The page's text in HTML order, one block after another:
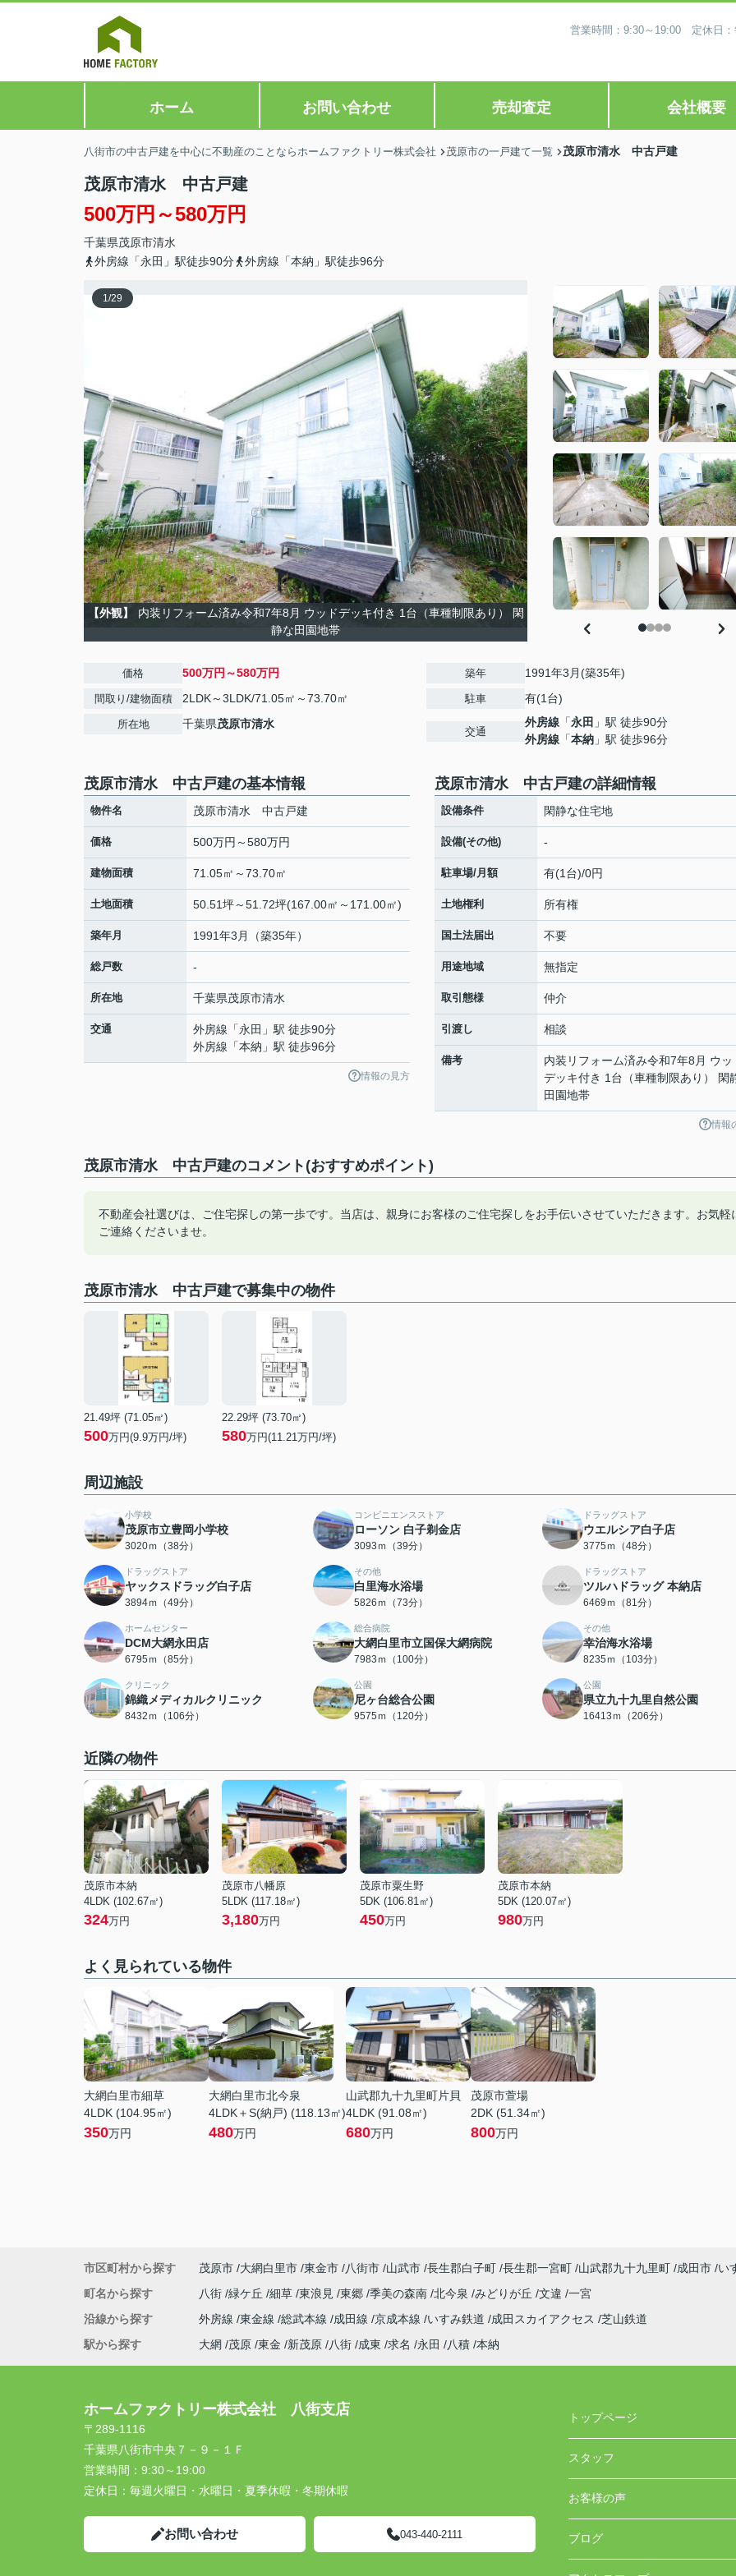
営業時間：9:30～19:00 定休日
ホーム お問い合わせ 売却査定 会社概要
八街市の中古戸建を中心に不動産のことならホームファクトリー株式会社 茂原市の一戸建て一覧 茂原市清水 中古戸建
茂原市清水 中古戸建
500万円～580万円
千葉県茂原市清水
外房線「永田」駅徒歩90分
外房線「本納」駅徒歩96分
1/29
【外観】
内装リフォーム済み令和7年8月 ウッドデッキ付き 1台（車種制限あり） 閑
静な田園地帯
価格 500万円～580万円
間取り/建物面積 2LDK～3LDK/71.05㎡～73.70㎡
所在地 千葉県茂原市清水
築年 1991年3月(築35年)
駐車 有(1台)
交通
外房線 「永田 」駅 徒歩90分
外房線 「本納 」駅 徒歩96分
茂原市清水 中古戸建の基本情報
物件名 茂原市清水 中古戸建
価格 500万円～580万円
建物面積 71.05㎡～73.70㎡
土地面積 50.51坪～51.72坪(167.00㎡～171.00㎡)
築年月 1991年3月（築35年）
総戸数 -
所在地 千葉県茂原市清水
交通 外房線 「永田 」駅 徒歩90分
外房線 「本納 」駅 徒歩96分
情報の見方
茂原市清水 中古戸建の詳細情報
設備条件 閑静な住宅地
設備(その他) -
駐車場/月額 有(1台)/0円
土地権利 所有権
国土法届出 不要
用途地域 無指定
取引態様 仲介
引渡し 相談
備考
内装リフォーム済み令和7年8月 ウッ
デッキ付き 1台（車種制限あり） 閑
田園地帯
情報
茂原市清水 中古戸建のコメント(おすすめポイント)
不動産会社選びは、ご住宅探しの第一歩です。当店は、親身にお客様のご住宅探しをお手伝いさせていただきます。お気軽
ご連絡くださいませ。
茂原市清水 中古戸建で募集中の物件
21.49坪 (71.05㎡)
500万円(9.9万円/坪)
22.29坪 (73.70㎡)
580万円(11.21万円/坪)
周辺施設
小学校
茂原市立豊岡小学校
3020ｍ（38分）
コンビニエンスストア
ローソン 白子剃金店
3093ｍ（39分）
ドラッグストア
ウエルシア白子店
3775ｍ（48分）
ドラッグストア
ヤックスドラッグ白子店
3894ｍ（49分）
その他
白里海水浴場
5826ｍ（73分）
ドラッグストア
ツルハドラッグ 本納店
6469ｍ（81分）
ホームセンター
DCM大網永田店
6795ｍ（85分）
総合病院
大網白里市立国保大網病院
7983ｍ（100分）
その他
幸治海水浴場
8235ｍ（103分）
クリニック
錦織メディカルクリニック
8432ｍ（106分）
公園
尼ヶ台総合公園
9575ｍ（120分）
公園
県立九十九里自然公園
16413ｍ（206分）
近隣の物件
茂原市本納
4LDK (102.67㎡)
324万円
茂原市八幡原
5LDK (117.18㎡)
3,180万円
茂原市粟生野
5DK (106.81㎡)
450万円
茂原市本納
5DK (120.07㎡)
980万円
よく見られている物件
大網白里市細草
4LDK (104.95㎡)
350万円
大網白里市北今泉
4LDK＋S(納戸) (118.13㎡)
480万円
山武郡九十九里町片貝
4LDK (91.08㎡)
680万円
茂原市萱場
2DK (51.34㎡)
800万円
市区町村から探す 茂原市 大網白里市 東金市 八街市 山武市 長生郡白子町 長生郡一宮町 山武郡九十九里町 成田市 い
町名から探す
八街 緑ケ丘 細草 東浪見 東郷 季美の森南 北今泉 みどりが丘 文違 一宮
沿線から探す
外房線 東金線 総武本線 成田線 京成本線 いすみ鉄道 成田スカイアクセス
芝山鉄道
駅から探す
大網 茂原 東金 新茂原 八街 成東 求名 永田 八積 本納
ホームファクトリー株式会社 八街支店
〒289-1116
千葉県八街市中央７－９－１Ｆ
営業時間： 9:30～19:00
定休日： 毎週火曜日・水曜日・夏季休暇・冬期休暇
お問い合わせ 043-440-2111
トップページ
スタッフ
お客様の声
ブログ